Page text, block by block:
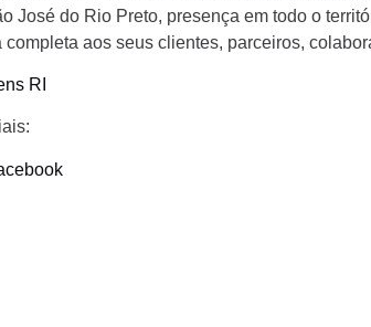
José do Rio Preto, presença em todo o
aos seus clientes, parceiros,
RI